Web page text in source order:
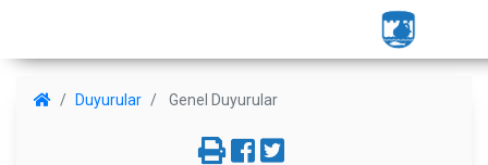
Duyurular Genel Duyurular